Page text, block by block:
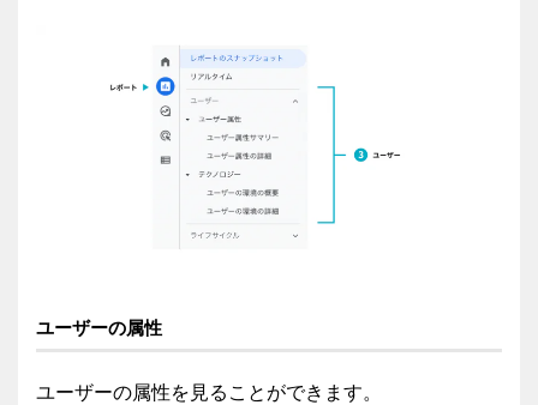
ユーザーの属性
ユーザーの属性を見ることができます。